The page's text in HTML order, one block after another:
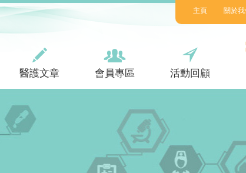
醫護文章 會員專區 活動回顧
主頁 關於我